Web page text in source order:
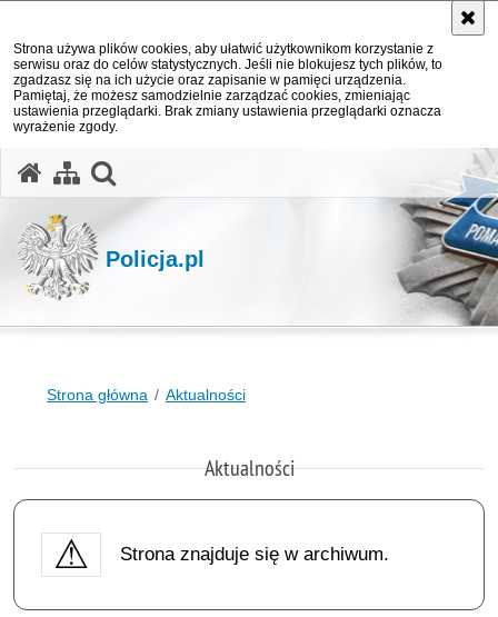
Strona używa plików cookies, aby ułatwić użytkownikom korzystanie z
serwisu oraz do celów statystycznych. Jeśli nie blokujesz tych plików, to
zgadzasz się na ich użycie oraz zapisanie w pamięci urządzenia.
Pamiętaj, że możesz samodzielnie zarządzać cookies, zmieniając
ustawienia przeglądarki. Brak zmiany ustawienia przeglądarki oznacza
wyrażenie zgody.
Policja.pl
Strona główna Aktualności
Aktualności
Strona znajduje się w archiwum.